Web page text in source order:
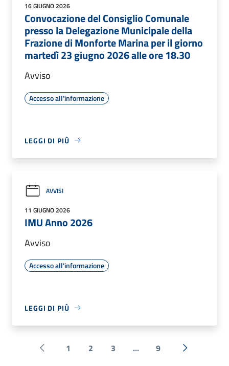
16 GIUGNO 2026
Convocazione del Consiglio Comunale
presso la Delegazione Municipale della
Frazione di Monforte Marina per il giorno
martedì 23 giugno 2026 alle ore 18.30
Avviso
Accesso all'informazione
LEGGI DI PIÙ
AVVISI
11 GIUGNO 2026
IMU Anno 2026
Avviso
Accesso all'informazione
LEGGI DI PIÙ
Pagina precedente
1 2 3 ... 9 Successiva